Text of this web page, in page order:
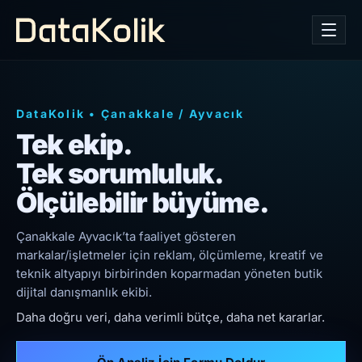
DataKolik • Çanakkale / Ayvacık
Tek ekip.
Tek sorumluluk.
Ölçülebilir büyüme.
Çanakkale Ayvacık’ta faaliyet gösteren
markalar/işletmeler için reklam, ölçümleme, kreatif ve
teknik altyapıyı birbirinden koparmadan yöneten butik
dijital danışmanlık ekibi.
Daha doğru veri, daha verimli bütçe, daha net kararlar.